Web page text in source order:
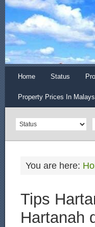
Home Status
Property Prices In
You are here:
Tips
Hartanah